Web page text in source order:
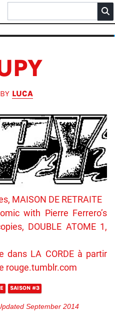
LUCA
MAISON DE RETRAITE
with Pierre Ferrero’s
DOUBLE ATOME 1,
dans LA CORDE à partir
rouge.tumblr.com
SAISON #3
September 2014